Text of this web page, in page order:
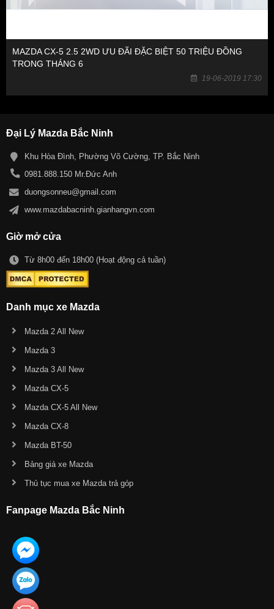
MAZDA CX-5 2.5 2WD ƯU ĐÃI ĐẶC BIỆT 50 TRIỆU ĐỒNG
TRONG THÁNG 6
19-06-2019 17:30
Đại Lý Mazda Bắc Ninh
Khu Hòa Đình, Phường Võ Cường, TP. Bắc Ninh
0981.888.150 Mr.Đức Anh
duongsonneu@gmail.com
www.mazdabacninh.gianhangvn.com
Giờ mở cửa
Từ 8h00 đến 18h00 (Hoạt động cả tuần)
Danh mục xe Mazda
Mazda 2 All New
Mazda 3
Mazda 3 All New
Mazda CX-5
Mazda CX-5 All New
Mazda CX-8
Mazda BT-50
Bảng giá xe Mazda
Thủ tục mua xe Mazda trả góp
Fanpage Mazda Bắc Ninh